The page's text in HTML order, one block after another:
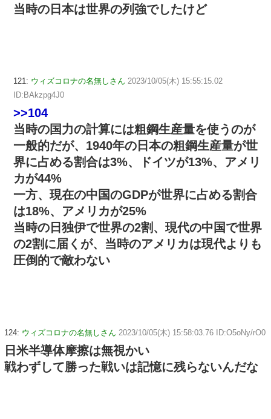
当時の日本は世界の列強でしたけど
121: ウィズコロナの名無しさん 2023/10/05(木) 15:55:15.02
ID:BAkzpg4J0
>>104
当時の国力の計算には粗鋼生産量を使うのが
一般的だが、1940年の日本の粗鋼生産量が世
界に占める割合は3%、ドイツが13%、アメリ
カが44%
一方、現在の中国のGDPが世界に占める割合
は18%、アメリカが25%
当時の日独伊で世界の2割、現代の中国で世界
の2割に届くが、当時のアメリカは現代よりも
圧倒的で敵わない
124: ウィズコロナの名無しさん 2023/10/05(木) 15:58:03.76 ID:O5oNy/rO0
日米半導体摩擦は無視かい
戦わずして勝った戦いは記憶に残らないんだな